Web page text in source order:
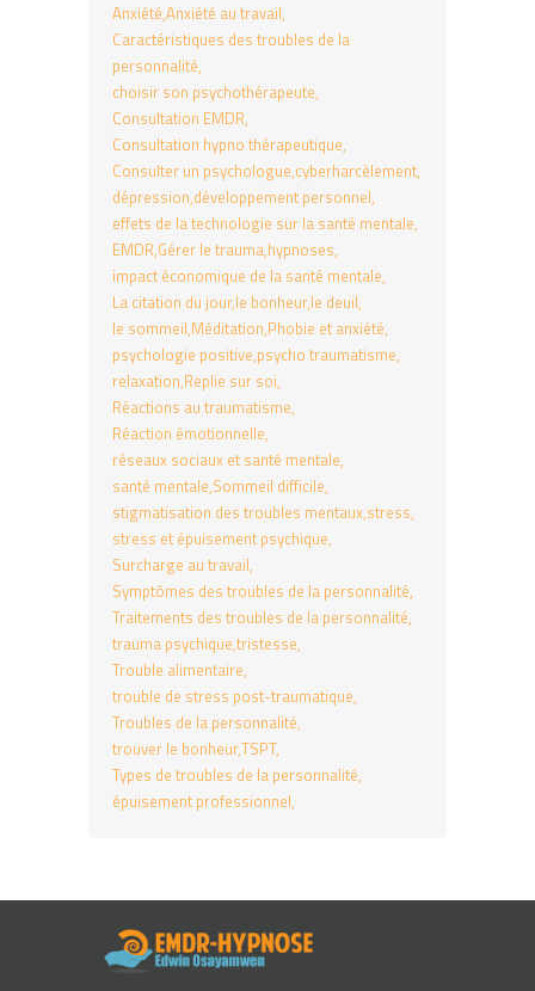
Anxiété Anxiété au travail
Caractéristiques des troubles de la
personnalité
choisir son psychothérapeute
Consultation EMDR
Consultation hypno thérapeutique
Consulter un psychologue cyberharcèlement
dépression développement personnel
effets de la technologie sur la santé mentale
EMDR Gérer le trauma hypnoses
impact économique de la santé mentale
La citation du jour le bonheur le deuil
le sommeil Méditation Phobie et anxiété
psychologie positive psycho traumatisme
relaxation Replie sur soi
Réactions au traumatisme
Réaction émotionnelle
réseaux sociaux et santé mentale
santé mentale Sommeil difficile
stigmatisation des troubles mentaux stress
stress et épuisement psychique
Surcharge au travail
Symptômes des troubles de la personnalité
Traitements des troubles de la personnalité
trauma psychique tristesse
Trouble alimentaire
trouble de stress post-traumatique
Troubles de la personnalité
trouver le bonheurTSPT
Types de troubles de la personnalité
épuisement professionnel